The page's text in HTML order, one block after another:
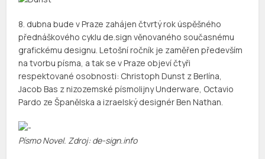
8. dubna bude v Praze zahájen čtvrtý rok úspěšného
přednáškového cyklu de.sign věnovaného současnému
grafickému designu. Letošní ročník je zaměřen především
na tvorbu písma, a tak se v Praze objeví čtyři
respektované osobnosti: Christoph Dunst z Berlína,
Jacob Bas z nizozemské písmolijny Underware, Octavio
Pardo ze Španělska a izraelský designér Ben Nathan.
Písmo Novel. Zdroj: de-sign.info